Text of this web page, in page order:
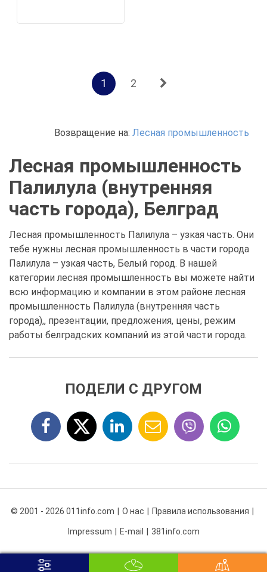
1 2
Возвращение на: Лесная промышленность
Лесная промышленность
Палилула (внутренняя
часть города), Белград
Лесная промышленность Палилула – узкая часть. Они
тебе нужны лесная промышленность в части города
Палилула – узкая часть, Белый город. В нашей
категории лесная промышленность вы можете найти
всю информацию и компании в этом районе лесная
промышленность Палилула (внутренняя часть
города),, презентации, предложения, цены, режим
работы белградских компаний из этой части города.
ПОДЕЛИ С ДРУГОМ
© 2001 - 2026 011info.com О нас Правила использования
Impressum E-mail 381info.com